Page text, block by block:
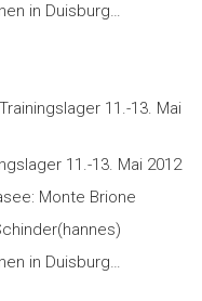
in Duisburg…
11.-13. Mai
11.-13. Mai 2012
Monte Brione
in Duisburg…